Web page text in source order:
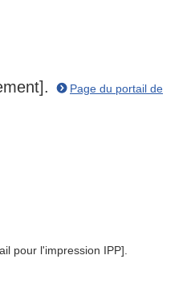
Page du portail de
pour l'impression IPP].